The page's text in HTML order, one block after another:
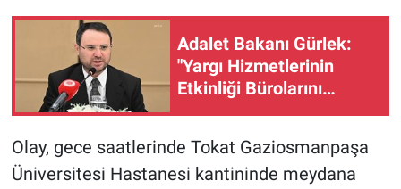
Adalet Bakanı Gürlek:
"Yargı Hizmetlerinin
Etkinliği Bürolarını
Olay, gece saatlerinde Tokat Gaziosmanpaşa
Üniversitesi Hastanesi kantininde meydana
Günün görüntüsü
Haber
Kimdir